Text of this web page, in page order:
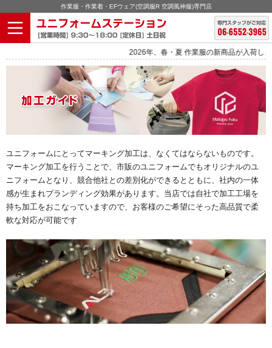
作業服・作業着・EFウェア(空調服R 空調風神服)専門店
2026年、春・夏 作業服の新商品が入荷しました。
ユニフォームにとってマーキング加工は、なくてはならないものです。
マーキング加工を行うことで、市販のユニフォームでもオリジナルのユ
ニフォームとなり、競合他社との差別化ができるとともに、社内の一体
感が生まれブランディング効果があります。当店では自社で加工工場を
持ち加工をおこなっていますので、お客様のご希望にそった高品質で柔
軟な対応が可能です